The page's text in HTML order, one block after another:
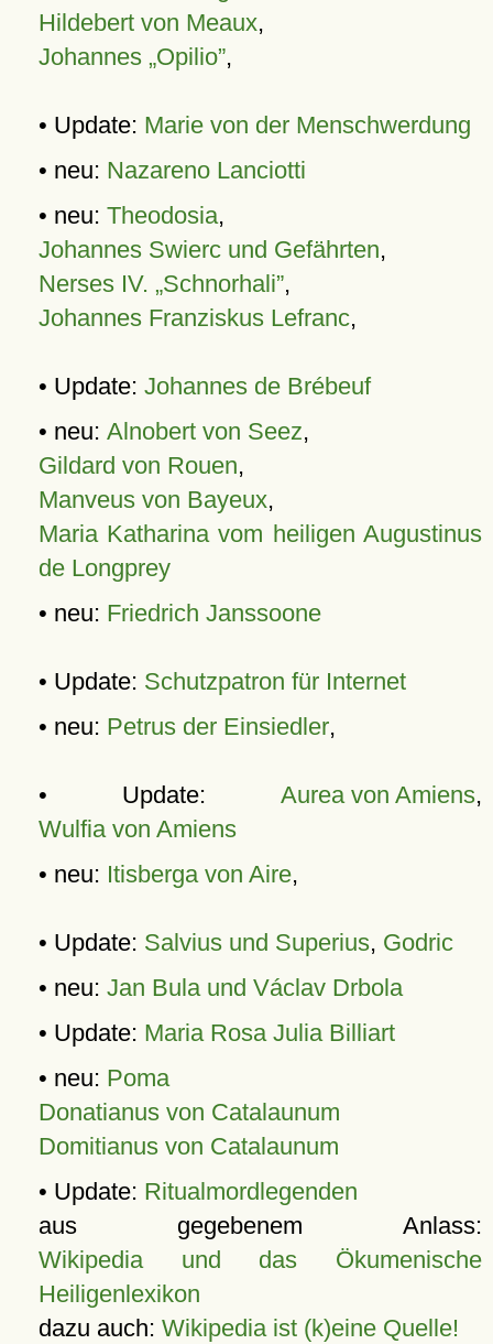
Hildebert von Meaux,
Johannes „Opilio”,
• Update: Marie von der Menschwerdung
• neu: Nazareno Lanciotti
• neu: Theodosia,
Johannes Swierc und Gefährten,
Nerses IV. „Schnorhali”,
Johannes Franziskus Lefranc,
• Update: Johannes de Brébeuf
• neu: Alnobert von Seez,
Gildard von Rouen,
Manveus von Bayeux,
Maria Katharina vom heiligen Augustinus
de Longprey
• neu: Friedrich Janssoone
• Update: Schutzpatron für Internet
• neu: Petrus der Einsiedler,
• Update: Aurea von Amiens,
Wulfia von Amiens
• neu: Itisberga von Aire,
• Update: Salvius und Superius, Godric
• neu: Jan Bula und Václav Drbola
• Update: Maria Rosa Julia Billiart
• neu: Poma
Donatianus von Catalaunum
Domitianus von Catalaunum
• Update: Ritualmordlegenden
aus gegebenem Anlass:
Wikipedia und das Ökumenische
Heiligenlexikon
dazu auch: Wikipedia ist (k)eine Quelle!